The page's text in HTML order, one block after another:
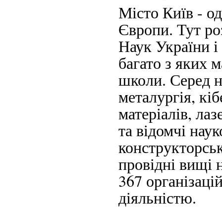
Місто Київ -
Європи. Тут
Наук України і
багато з яких
школи. Серед
металургія,
матеріалів,
та відомчі
провідні вищі
367
діяльністю.